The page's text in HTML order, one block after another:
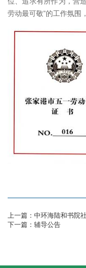
劳动最可敬”的工作氛围
上一篇：中环海陆和书院
下一篇：辅导公告